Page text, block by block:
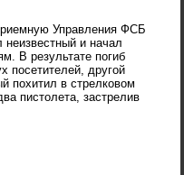
Управления ФСБ
и начал
В результате погиб
посетителей, другой
похитил в стрелковом
пистолета, застрелив